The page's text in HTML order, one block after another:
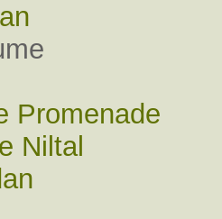
Promenade
Niltal